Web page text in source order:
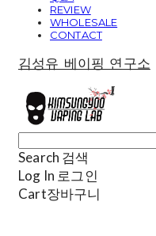
REVIEW
WHOLESALE
CONTACT
김성유 베이핑 연구소
Search 검색
Log In 로그인
Cart장바구니